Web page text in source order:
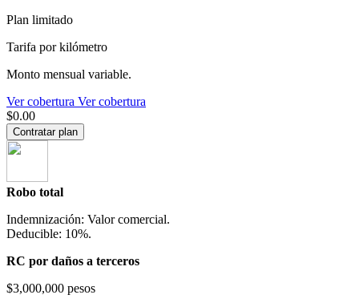
Plan limitado
Tarifa por kilómetro
Monto mensual variable.
Ver cobertura Ver cobertura
$0.00
Contratar plan
Robo total
Indemnización: Valor comercial.
Deducible: 10%.
RC por daños a terceros
$3,000,000 pesos